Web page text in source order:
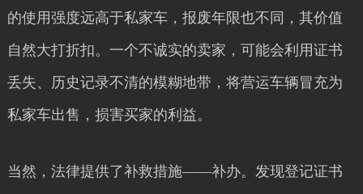
的使用强度远高于私家车，报废年限也不同，其价值
自然大打折扣。一个不诚实的卖家，可能会利用证书
丢失、历史记录不清的模糊地带，将营运车辆冒充为
私家车出售，损害买家的利益。
当然，法律提供了补救措施——补办。发现登记证书